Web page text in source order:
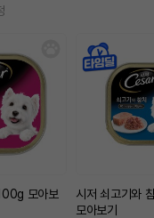
모아보
시저 쇠고기와
모아보기